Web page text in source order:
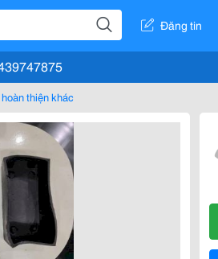
Đăng tin
thiện khác